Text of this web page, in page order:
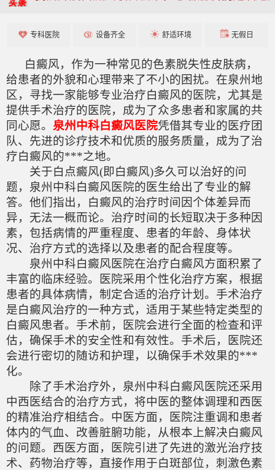
专科医院 设备齐全 舒适环境 无假日
白癜风，作为一种常见的色素脱失性皮肤病，
给患者的外貌和心理带来了不小的困扰。在泉州地
区，寻找一家能够专业治疗白癜风的医院，尤其是
提供手术治疗的医院，成为了众多患者和家属的共
同心愿。 泉州中科白癜风医院凭借其专业的医疗团
队、先进的诊疗技术和优质的服务质量，成为了治
疗白癜风的***之地。
关于白点癜风(即白癜风)多久可以治好的问
题，泉州中科白癜风医院的医生给出了专业的解
答。他们指出，白癜风的治疗时间因个体差异而
异，无法一概而论。治疗时间的长短取决于多种因
素，包括病情的严重程度、患者的年龄、身体状
况、治疗方式的选择以及患者的配合程度等。
泉州中科白癜风医院在治疗白癜风方面积累了
丰富的临床经验。医院采用个性化治疗方案，根据
患者的具体病情，制定合适的治疗计划。手术治疗
是白癜风治疗的一种方式，适用于某些特定类型的
白癜风患者。手术前，医院会进行全面的检查和评
估，确保手术的安全性和有效性。手术后，医院还
会进行密切的随访和护理，以确保手术效果的***
化。
除了手术治疗外，泉州中科白癜风医院还采用
中西医结合的治疗方式，将中医的整体调理和西医
的精准治疗相结合。中医方面，医院注重调和患者
体内的气血、改善脏腑功能，从根本上解决白癜风
的问题。西医方面，医院引进了先进的激光治疗技
术、药物治疗等，直接作用于白斑部位，刺激色素